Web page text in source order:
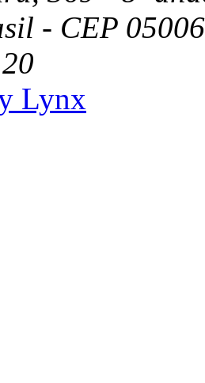
- CEP
Lynx